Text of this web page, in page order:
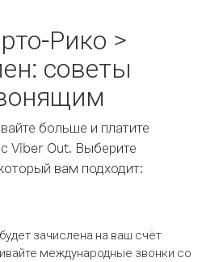
Рико >
советы
больше и платите
Viber Out. Выберите
вам подходит:
зачислена на ваш счёт
международные звонки со